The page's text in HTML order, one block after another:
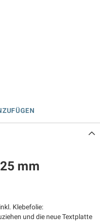
mm
Klebefolie:
und die neue Textplatte